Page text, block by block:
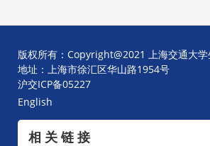
版权所有：Copyright@2021 上海交通大
地址：上海市徐汇区华山路1954号
沪交ICP备05227
English
相 关 链 接